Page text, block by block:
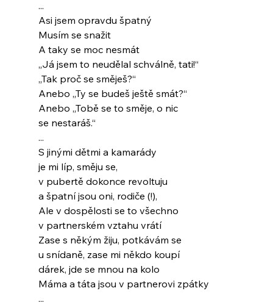
...
Asi jsem opravdu špatný
Musím se snažit
A taky se moc nesmát
„Já jsem to neudělal schválně, tati!“
„Tak proč se směješ?“
Anebo „Ty se budeš ještě smát?“
Anebo „Tobě se to směje, o nic
se nestaráš.“
...
S jinými dětmi a kamarády
je mi líp, směju se,
v pubertě dokonce revoltuju
a špatní jsou oni, rodiče (!),
Ale v dospělosti se to všechno
v partnerském vztahu vrátí
Zase s někým žiju, potkávám se
u snídaně, zase mi někdo koupí
dárek, jde se mnou na kolo
Máma a táta jsou v partnerovi zpátky
...